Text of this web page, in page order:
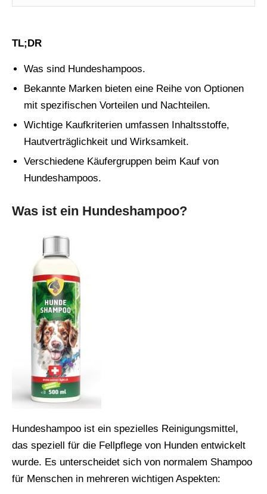
TL;DR
Was sind Hundeshampoos.
Bekannte Marken bieten eine Reihe von Optionen
mit spezifischen Vorteilen und Nachteilen.
Wichtige Kaufkriterien umfassen Inhaltsstoffe,
Hautverträglichkeit und Wirksamkeit.
Verschiedene Käufergruppen beim Kauf von
Hundeshampoos.
Was ist ein Hundeshampoo?
Hundeshampoo ist ein spezielles Reinigungsmittel,
das speziell für die Fellpflege von Hunden entwickelt
wurde. Es unterscheidet sich von normalem Shampoo
für Menschen in mehreren wichtigen Aspekten: